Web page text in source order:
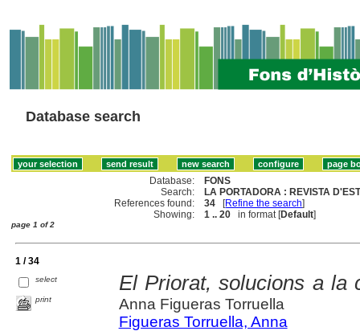
Database search
Database:
FONS
Search:
LA PORTADORA : REVISTA
References found:
34 [Refine the search]
Showing:
1 .. 20 in format [Default]
page 1 of 2
1 / 34
select
print
El Priorat, solucions a la
Anna Figueras Torruella
Figueras Torruella, Anna